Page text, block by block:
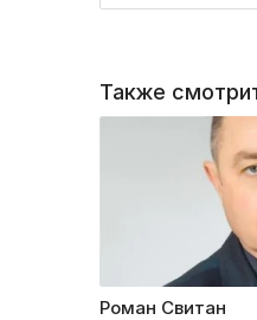
Также
Роман Свитан